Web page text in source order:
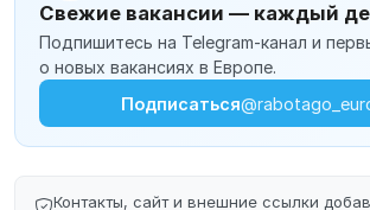
Свежие вакансии — каждый
Подпишитесь на Telegram-канал и
о новых вакансиях в Европе.
Подписаться
Контакты, сайт и внешние ссылки